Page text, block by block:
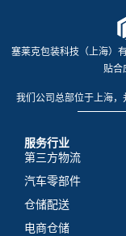
塞莱克包装科技（上海）
贴合
我们公司总部位于上海，
服务行业
第三方物流
汽车零部件
仓储配送
电商仓储